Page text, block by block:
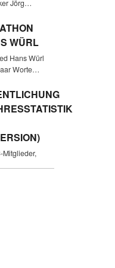
Jörg…
WÜRL
Hans Würl
Worte…
Mitglieder,